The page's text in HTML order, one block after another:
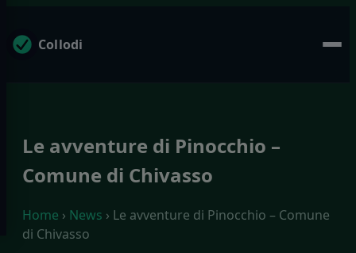
Collodi
Le avventure di Pinocchio –
Comune di Chivasso
Home › News › Le avventure di Pinocchio – Comune
di Chivasso